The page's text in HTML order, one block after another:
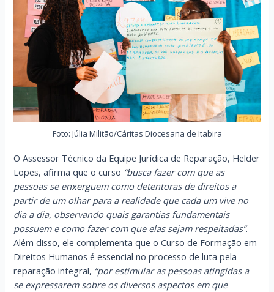
Foto: Júlia Militão/Cáritas Diocesana de Itabira
O Assessor Técnico da Equipe Jurídica de Reparação, Helder
Lopes, afirma que o curso “busca fazer com que as
pessoas se enxerguem como detentoras de direitos a
partir de um olhar para a realidade que cada um vive no
dia a dia, observando quais garantias fundamentais
possuem e como fazer com que elas sejam respeitadas”.
Além disso, ele complementa que o Curso de Formação em
Direitos Humanos é essencial no processo de luta pela
reparação integral, “por estimular as pessoas atingidas a
se expressarem sobre os diversos aspectos em que